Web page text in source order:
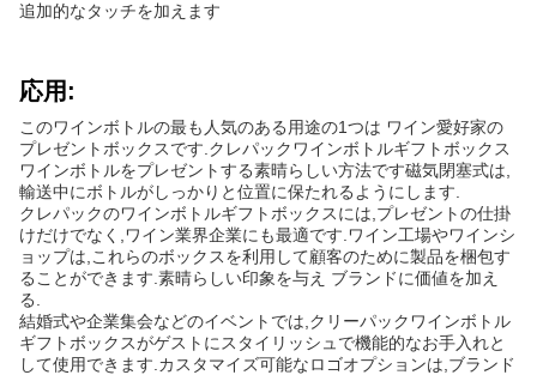
追加的なタッチを加えます
応用:
このワインボトルの最も人気のある用途の1つは ワイン愛好家の
プレゼントボックスです.クレパックワインボトルギフトボックス
ワインボトルをプレゼントする素晴らしい方法です磁気閉塞式は,
輸送中にボトルがしっかりと位置に保たれるようにします.
クレパックのワインボトルギフトボックスには,プレゼントの仕掛
けだけでなく,ワイン業界企業にも最適です.ワイン工場やワインシ
ョップは,これらのボックスを利用して顧客のために製品を梱包す
ることができます.素晴らしい印象を与え ブランドに価値を加え
る.
結婚式や企業集会などのイベントでは,クリーパックワインボトル
ギフトボックスがゲストにスタイリッシュで機能的なお手入れと
して使用できます.カスタマイズ可能なロゴオプションは,ブランド